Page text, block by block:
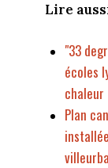
Lire
"33
écoles
chaleur
Plan